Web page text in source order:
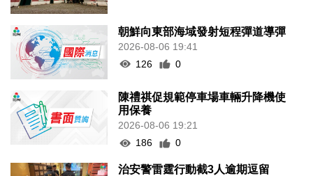
朝鮮向東部海域發射短程彈道導彈
2026-08-06 19:41
126
0
陳禮祺促規範停車場車輛升降機使
用保養
2026-08-06 19:21
186
0
治安警雷霆行動截3人逾期逗留